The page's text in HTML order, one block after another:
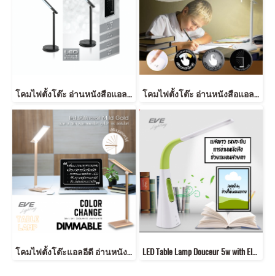
โคมไฟตั้งโต๊ะ อ่านหนังสือแอลอีดี รุ่น Mild Black 7 วัตต์ ปรับโทนสีของแสงได้ 3 สี ขาวเดย์ไลท์ เอาไว้อ่านหนังสือ ขาวนวล เอาไว้พักผ่อนสบายๆ สีเหลืองวอร์มไวท์ เปิดใช้ในห้องนอน หรี่แสงได้ ถนอมสายตา LED Table Lamp Mild Black 7w โคมไฟตั้งโต๊ะ อ่านหนังสือแอลอีดี รุ่น Mild White สีขาว 5 วัตต์ ปรับโทนสีของแสงได้ 3 สี ขาวเดย์ไลท์ เอาไว้อ่านหนังสือ ขาวนวล เอาไว้พักผ่อนสบายๆ สีเหลืองวอร์มไวท์ เปิดใช้ในห้องนอน หรี่แสงได้ ถนอมสายตา LED Table Lamp Mild White
โคมไฟตั้งโต๊ะแอลอีดี อ่านหนังสือ สีทองชมพู หรูหรา 8 วัตต์ ปรับโทนสีของแสงได้ 3 สี ขาวเดย์ไลท์ เอาไว้อ่านหนังสือ ขาวนวล เอาไว้พักผ่อนสบายๆ สีเหลืองวอร์มไวท์ เปิดใช้ในห้องนอน หรี่แสงได้ ถนอมสายตา LED Table Lamp Mild Gold 8w LED Table Lamp Douceur 5w with Electric Fan โคมไฟตั้งโต๊ะแอลอีดี Douceur 5วัตต์ เดย์ไลท์ พร้อมอุปกรณ์ โคมไฟตั้งโต๊ะแอลอีดี อ่านหนังสือ พร้อมพัดลมในตัว ให้ลมเย็นแสงขาวเดย์ไลท์ เอาไว้อ่านหนังสือ ถนอมสายตา